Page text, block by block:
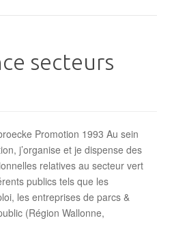
secteurs
Promotion 1993 Au sein
j’organise et je dispense des
relatives au secteur vert
publics tels que les
les entreprises de parcs &
(Région Wallonne,